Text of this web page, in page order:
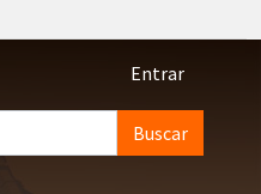
Menu
Entrar